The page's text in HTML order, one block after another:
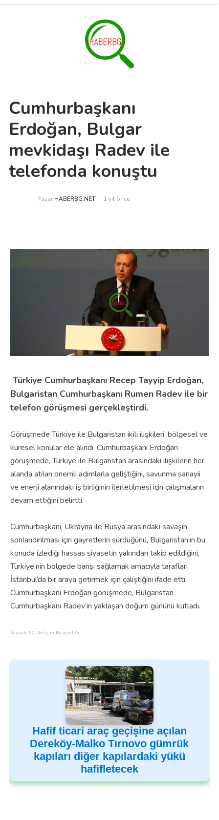
Cumhurbaşkanı
Erdoğan, Bulgar
mevkidaşı Radev ile
telefonda konuştu
Yazar HABERBG.NET 1 yıl önce
Türkiye Cumhurbaşkanı Recep Tayyip Erdoğan,
Bulgaristan Cumhurbaşkanı Rumen Radev ile bir
telefon görüşmesi gerçekleştirdi.
Görüşmede Türkiye ile Bulgaristan ikili ilişkileri, bölgesel ve
küresel konular ele alındı. Cumhurbaşkanı Erdoğan
görüşmede, Türkiye ile Bulgaristan arasındaki ilişkilerin her
alanda atılan önemli adımlarla geliştiğini, savunma sanayii
ve enerji alanındaki iş birliğinin ilerletilmesi için çalışmaların
devam ettiğini belirtti.
Cumhurbaşkanı, Ukrayna ile Rusya arasındaki savaşın
sonlandırılması için gayretlerin sürdüğünü, Bulgaristan’ın bu
konuda izlediği hassas siyasetin yakından takip edildiğini,
Türkiye’nin bölgede barışı sağlamak amacıyla tarafları
İstanbul’da bir araya getirmek için çalıştığını ifade etti.
Cumhurbaşkanı Erdoğan görüşmede, Bulgaristan
Cumhurbaşkanı Radev’in yaklaşan doğum gününü kutladı.
Kaynak: T.C. İletişim Başkanlığı
Hafif ticari araç geçişine açılan
Dereköy-Malko Tırnovo gümrük
kapıları diğer kapılardaki yükü
hafifletecek